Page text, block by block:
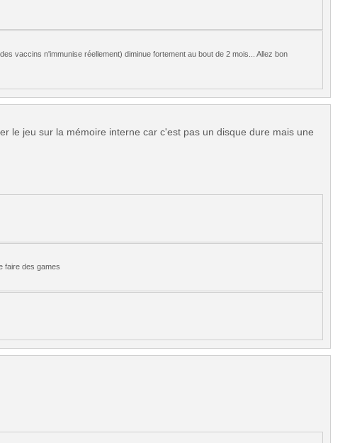
vaccins n'immunise réellement) diminue fortement au bout de 2 mois... Allez bon
le jeu sur la mémoire interne car c'est pas un disque dure mais une
faire des games